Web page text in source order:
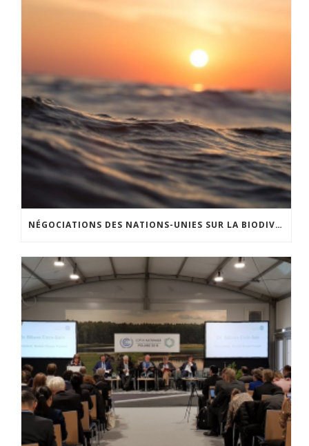
NÉGOCIATIONS DES NATIONS-UNIES SUR LA BIODIVERSITÉ EN HAUTE MER